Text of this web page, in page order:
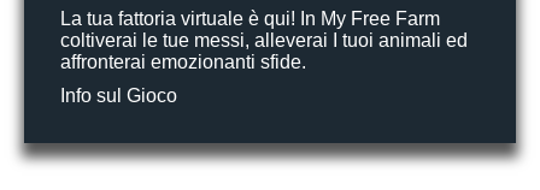
La tua fattoria virtuale è qui! In My Free Farm
coltiverai le tue messi, alleverai I tuoi animali ed
affronterai emozionanti sfide.
Info sul Gioco